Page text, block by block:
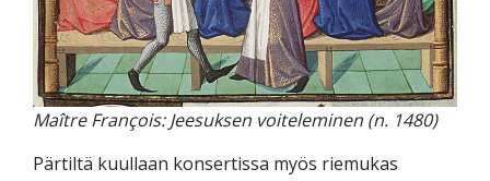
Maître François: Jeesuksen voiteleminen (n. 1480)
Pärtiltä kuullaan konsertissa myös riemukas